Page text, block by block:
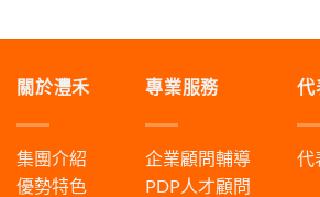
關於灃禾
集團介紹
優勢特色
專業服務
企業顧問輔導
PDP人才顧問
代
代